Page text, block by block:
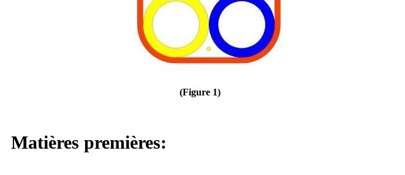
(Figure 1)
Matières premières: